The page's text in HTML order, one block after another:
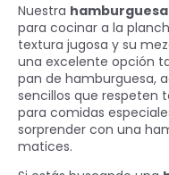
Nuestra
para cocinar a la
textura jugosa y su
una excelente opción
pan de hamburguesa,
sencillos que respeten
para comidas
sorprender con una
matices.